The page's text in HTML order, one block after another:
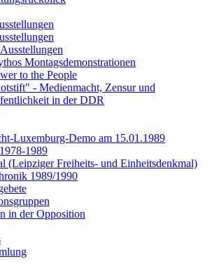
Montagsdemonstrationen
to the People
- Medienmacht, Zensur und
in der DDR
Luxemburg-Demo am 15.01.1989
1989
(Leipziger Freiheits- und Einheitsdenkmal)
1989/1990
in der Opposition